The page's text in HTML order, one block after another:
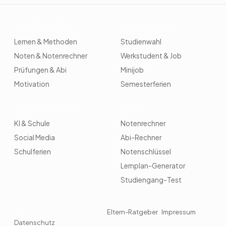
Lernen & Methoden
Noten & Notenrechner
Prüfungen & Abi
Motivation
Studienwahl
Werkstudent & Job
Minijob
Semesterferien
KI & Schule
Social Media
Schulferien
Notenrechner
Abi-Rechner
Notenschlüssel
Lernplan-Generator
Studiengang-Test
Eltern-Ratgeber· Impressum
Datenschutz